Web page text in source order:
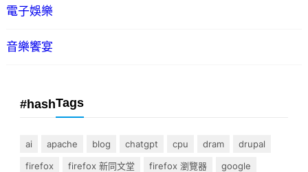
電子娛樂
音樂饗宴
#hashTags
ai apache blog chatgpt cpu dram
drupal
firefox
firefox 新同文堂 firefox 瀏覽器
google